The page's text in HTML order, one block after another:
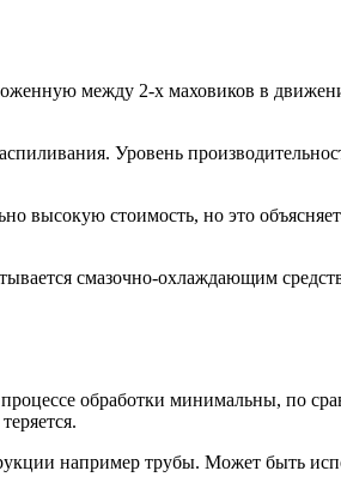
между 2-х маховиков в
Уровень
высокую стоимость, но это
смазочно-охлаждающим
обработки минимальны, по
например трубы. Может быть